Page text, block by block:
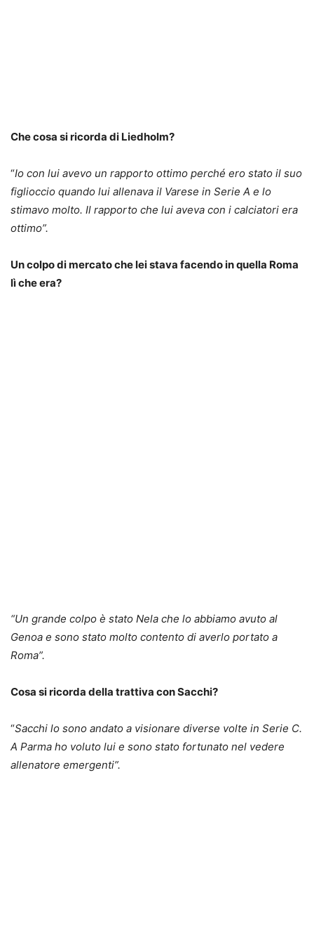
Che cosa si ricorda di Liedholm?
“Io con lui avevo un rapporto ottimo perché ero stato il suo
figlioccio quando lui allenava il Varese in Serie A e lo
stimavo molto. Il rapporto che lui aveva con i calciatori era
ottimo”.
Un colpo di mercato che lei stava facendo in quella Roma
lì che era?
“Un grande colpo è stato Nela che lo abbiamo avuto al
Genoa e sono stato molto contento di averlo portato a
Roma”.
Cosa si ricorda della trattiva con Sacchi?
“Sacchi lo sono andato a visionare diverse volte in Serie C.
A Parma ho voluto lui e sono stato fortunato nel vedere
allenatore emergenti”.